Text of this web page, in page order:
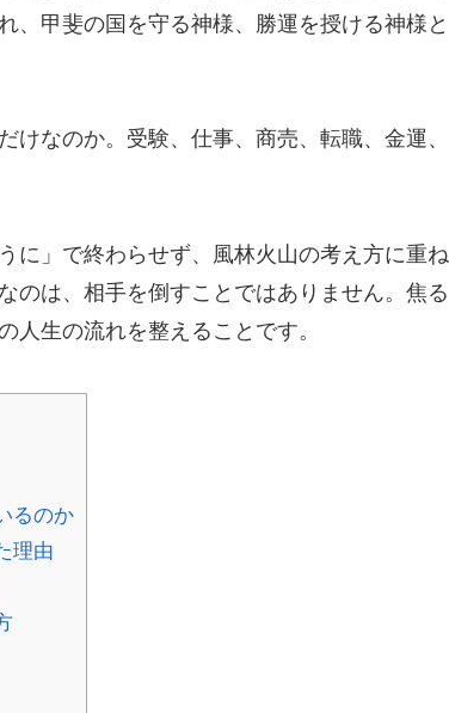
、甲斐の国を守る神様、勝運を授ける神様と
なのか。受験、仕事、商売、転職、金運、
に」で終わらせず、風林火山の考え方に重ね
のは、相手を倒すことではありません。焦る
人生の流れを整えることです。
るのか
理由